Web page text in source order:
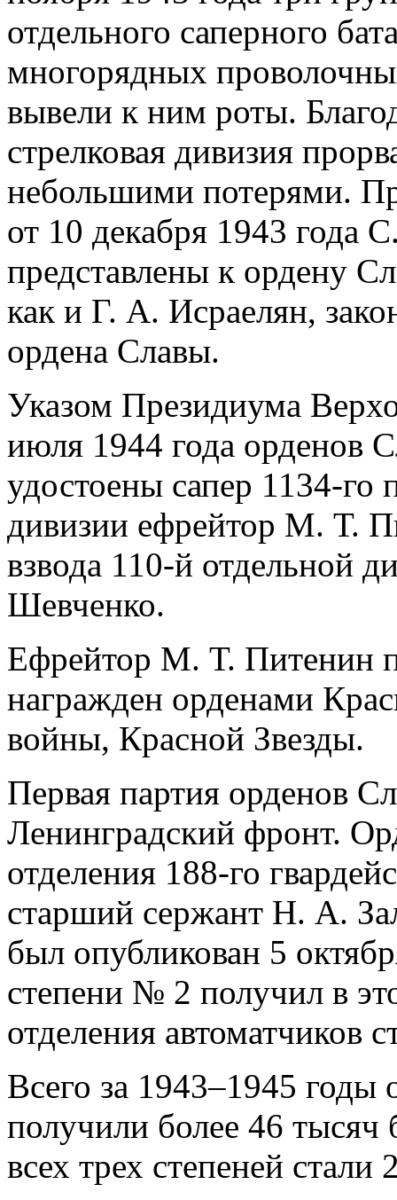
отдельного саперного
многорядных
вывели к ним роты.
стрелковая дивизия
небольшими потерями.
от 10 декабря 1943 года
представлены к ордену
как и Г. А. Исраелян,
ордена Славы.
Указом Президиума
июля 1944 года орденов
удостоены сапер 1134-го
дивизии ефрейтор М. Т.
взвода 110-й отдельной
Шевченко.
Ефрейтор М. Т. Питенин
награжден орденами
войны, Красной Звезды.
Первая партия орденов
Ленинградский фронт.
отделения 188-го
старший сержант Н. А.
был опубликован 5
степени № 2 получил в
отделения автоматчиков
Всего за 1943–1945 годы
получили более 46 тысяч
всех трех степеней стали